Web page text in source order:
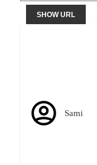
SHOW URL
Sami